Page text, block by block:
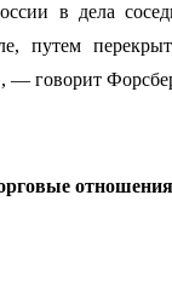
в дела
путем
— говорит
отношения